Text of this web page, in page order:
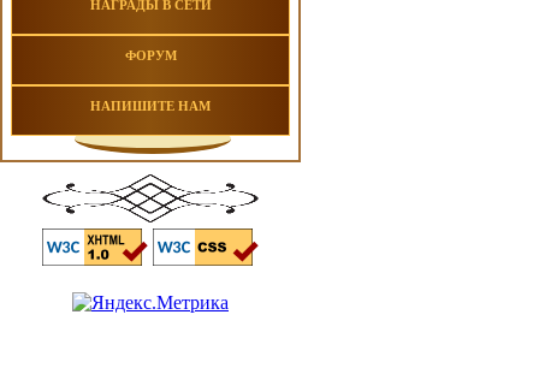
НАГРАДЫ В СЕТИ
ФОРУМ
НАПИШИТЕ НАМ